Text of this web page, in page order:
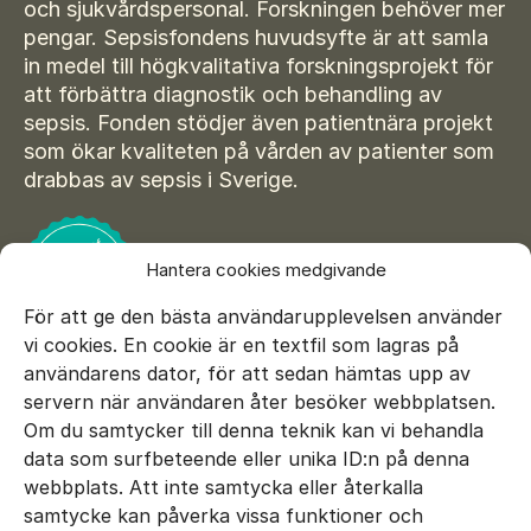
Hantera cookies medgivande
För att ge den bästa användarupplevelsen använder
vi cookies. En cookie är en textfil som lagras på
användarens dator, för att sedan hämtas upp av
servern när användaren åter besöker webbplatsen.
Om du samtycker till denna teknik kan vi behandla
data som surfbeteende eller unika ID:n på denna
webbplats. Att inte samtycka eller återkalla
samtycke kan påverka vissa funktioner och
För amputerade
Ansök om bidrag
Sepsisforum
Axel Lyons minnesstipendium
Vår Integritetspolicy
Våra partners
Vid begravning
Testamente
Beställ material
Norsk
Íslenska
Dansk
och sjukvårdspersonal. Forskningen behöver mer
pengar. Sepsisfondens huvudsyfte är att samla
in medel till högkvalitativa forskningsprojekt för
att förbättra diagnostik och behandling av
sepsis. Fonden stödjer även patientnära projekt
som ökar kvaliteten på vården av patienter som
drabbas av sepsis i Sverige.
E-mail: info@sepsisfonden.se
DONERA